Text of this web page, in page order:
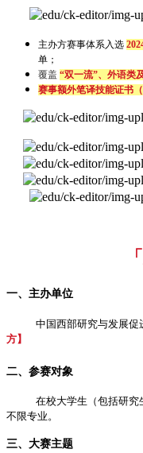
主办方赛事体系入选
单；
覆盖 “双一流”、外语类
赛事额外笔译技能证书（
一、主办单位
中国西部研究与发展
方】
二、参赛对象
在校大学生（包括研究
不限专业。
三、大赛主题